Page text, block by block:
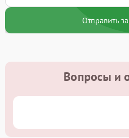
Отправить
Вопросы и